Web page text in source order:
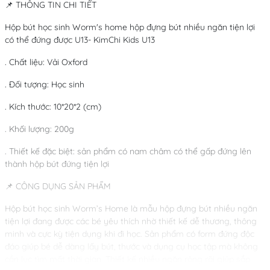
📌 THÔNG TIN CHI TIẾT
Hộp bút học sinh Worm's home hộp đựng bút nhiều ngăn tiện lợi
có thể đứng được U13- KimChi Kids U13
. Chất liệu: Vải Oxford
. Đối tượng: Học sinh
. Kích thước: 10*20*2 (cm)
. Khối lượng: 200g
. Thiết kế đặc biệt: sản phẩm có nam châm có thể gấp đứng lên
thành hộp bút đứng tiện lợi
📌 CÔNG DỤNG SẢN PHẨM
Hộp bút học sinh Worm’s Home là mẫu hộp đựng bút nhiều ngăn
tiện lợi đang được các bé yêu thích nhờ thiết kế dễ thương, thông
minh và cực kỳ tiện dụng khi đi học. Sản phẩm có form đứng độc